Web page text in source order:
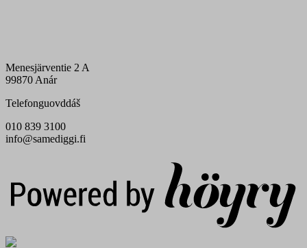
Menesjärventie 2 A
99870 Anár
Telefonguovddáš
010 839 3100
info@samediggi.fi